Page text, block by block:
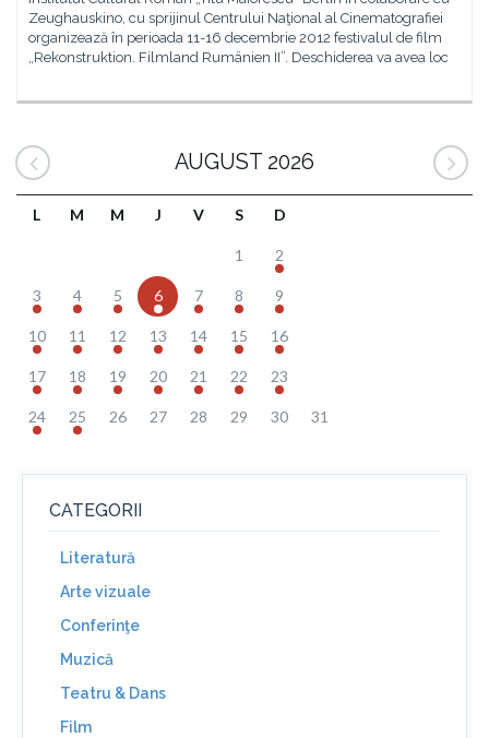
Zeughauskino, cu sprijinul Centrului Naţional al Cinematografiei
organizează în perioada 11-16 decembrie 2012 festivalul de film
„Rekonstruktion. Filmland Rumänien II”. Deschiderea va avea loc
AUGUST 2026
L M M J V S D
1 2
3 4 5 6 7 8 9
10 11 12 13 14 15 16
17 18 19 20 21 22 23
24 25 26 27 28 29 30 31
CATEGORII
Literatură
Arte vizuale
Conferinţe
Muzică
Teatru & Dans
Film